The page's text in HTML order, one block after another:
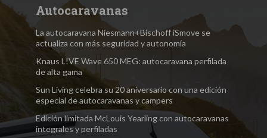
Autocaravanas
La autocaravana Niesmann+Bischoff iSmove se
actualiza con más seguridad y autonomía
Knaus L!VE Wave 650 MEG: autocaravana perfilada
de alta gama
Sun Living celebra su 20 aniversario con una edición
especial de autocaravanas y campers
Edición limitada McLouis Yearling con autocaravanas
integrales y perfiladas